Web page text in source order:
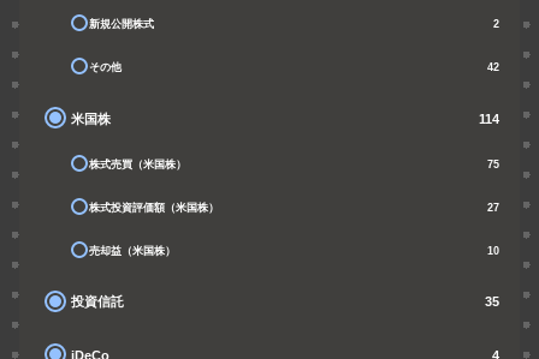
新規公開株式 2
その他 42
米国株 114
株式売買（米国株） 75
株式投資評価額（米国株） 27
売却益（米国株） 10
投資信託 35
iDeCo 4